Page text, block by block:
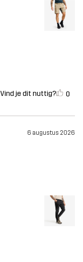
Vind je dit nuttig? 0
6 augustus 2026